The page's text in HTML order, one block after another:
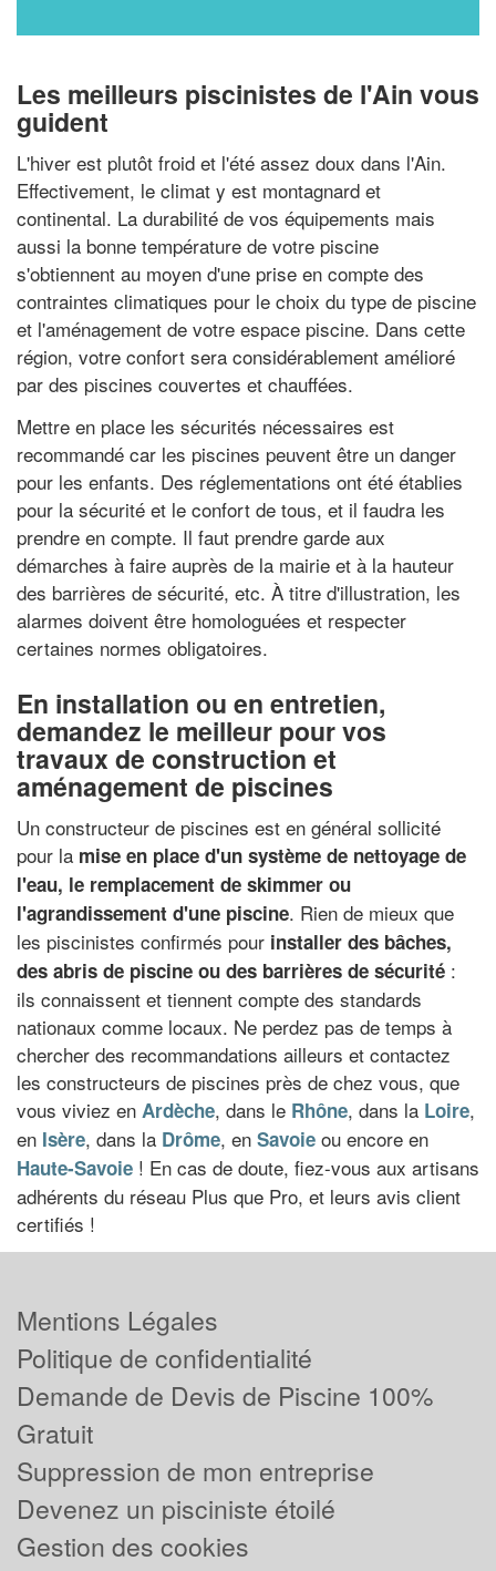
Les meilleurs piscinistes de l'Ain vous
guident
L'hiver est plutôt froid et l'été assez doux dans l'Ain.
Effectivement, le climat y est montagnard et
continental. La durabilité de vos équipements mais
aussi la bonne température de votre piscine
s'obtiennent au moyen d'une prise en compte des
contraintes climatiques pour le choix du type de piscine
et l'aménagement de votre espace piscine. Dans cette
région, votre confort sera considérablement amélioré
par des piscines couvertes et chauffées.
Mettre en place les sécurités nécessaires est
recommandé car les piscines peuvent être un danger
pour les enfants. Des réglementations ont été établies
pour la sécurité et le confort de tous, et il faudra les
prendre en compte. Il faut prendre garde aux
démarches à faire auprès de la mairie et à la hauteur
des barrières de sécurité, etc. À titre d'illustration, les
alarmes doivent être homologuées et respecter
certaines normes obligatoires.
En installation ou en entretien,
demandez le meilleur pour vos
travaux de construction et
aménagement de piscines
Un constructeur de piscines est en général sollicité
pour la mise en place d'un système de nettoyage de
l'eau, le remplacement de skimmer ou
l'agrandissement d'une piscine. Rien de mieux que
les piscinistes confirmés pour installer des bâches,
des abris de piscine ou des barrières de sécurité :
ils connaissent et tiennent compte des standards
nationaux comme locaux. Ne perdez pas de temps à
chercher des recommandations ailleurs et contactez
les constructeurs de piscines près de chez vous, que
vous viviez en Ardèche, dans le Rhône, dans la Loire,
en Isère, dans la Drôme, en Savoie ou encore en
Haute-Savoie ! En cas de doute, fiez-vous aux artisans
adhérents du réseau Plus que Pro, et leurs avis client
certifiés !
Mentions Légales
Politique de confidentialité
Demande de Devis de Piscine 100%
Gratuit
Suppression de mon entreprise
Devenez un pisciniste étoilé
Gestion des cookies